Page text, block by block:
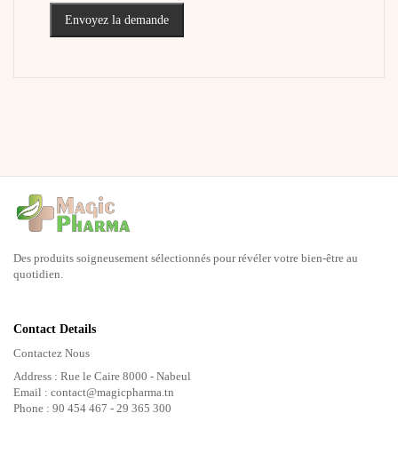
Envoyez la demande
Des produits soigneusement sélectionnés pour révéler votre bien-être au
quotidien.
Contact Details
Contactez Nous
Address : Rue le Caire 8000 - Nabeul
Email : contact@magicpharma.tn
Phone : 90 454 467 - 29 365 300